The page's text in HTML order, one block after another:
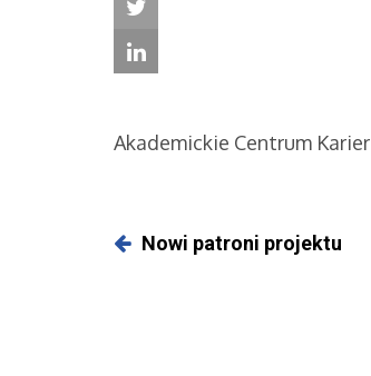
Akademickie Centrum Karier
Nowi patroni projektu